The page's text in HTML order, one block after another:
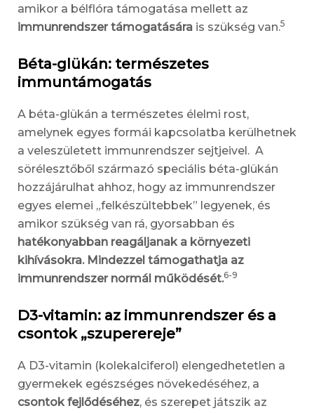
amikor a bélflóra támogatása mellett az
immunrendszer támogatására is szükség van.5
Béta-glükán: természetes
immuntámogatás
A béta-glükán a természetes élelmi rost,
amelynek egyes formái kapcsolatba kerülhetnek
a veleszületett immunrendszer sejtjeivel. A
sörélesztőből származó speciális béta-glükán
hozzájárulhat ahhoz, hogy az immunrendszer
egyes elemei „felkészültebbek” legyenek, és
amikor szükség van rá, gyorsabban és
hatékonyabban reagáljanak a környezeti
kihívásokra. Mindezzel támogathatja az
immunrendszer normál működését.6-9
D3-vitamin: az immunrendszer és a
csontok „szuperereje”
A D3-vitamin (kolekalciferol) elengedhetetlen a
gyermekek egészséges növekedéséhez, a
csontok fejlődéséhez, és szerepet játszik az